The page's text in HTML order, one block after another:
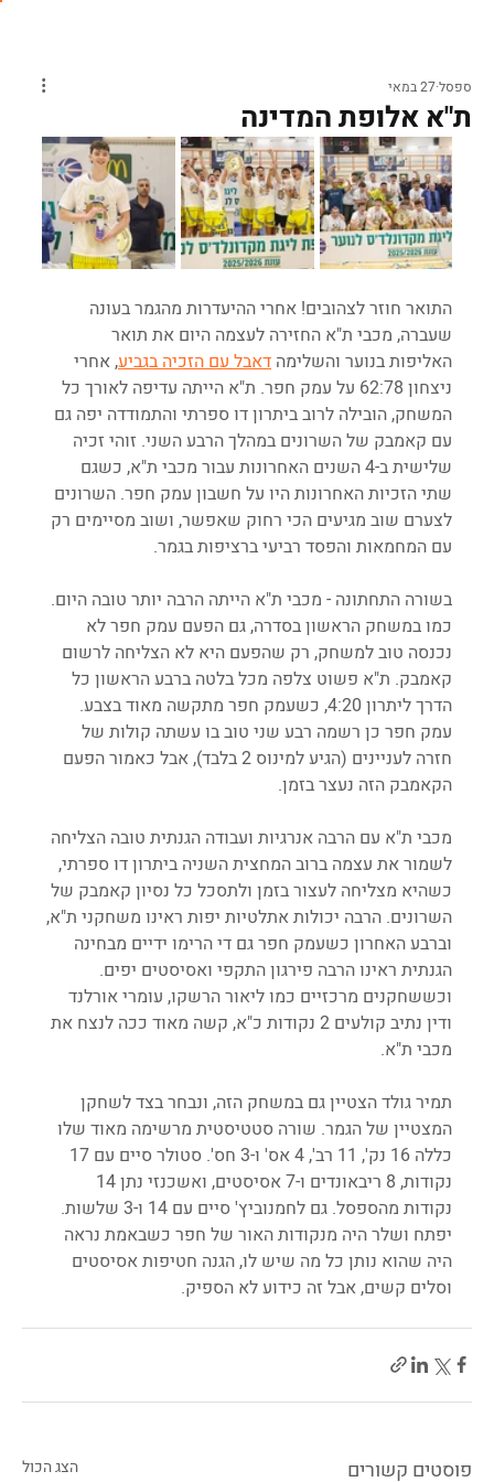
ת"א אלופת המדינה
ספסל27 במאי
התואר חוזר לצהובים! אחרי ההיעדרות מהגמר בעונה
שעברה, מכבי ת"א החזירה לעצמה היום את תואר
האליפות בנוער והשלימה דאבל עם הזכיה בגביע, אחרי
ניצחון 62:78 על עמק חפר. ת"א הייתה עדיפה לאורך כל
המשחק, הובילה לרוב ביתרון דו ספרתי והתמודדה יפה גם
עם קאמבק של השרונים במהלך הרבע השני. זוהי זכיה
שלישית ב-4 השנים האחרונות עבור מכבי ת"א, כשגם
שתי הזכיות האחרונות היו על חשבון עמק חפר. השרונים
לצערם שוב מגיעים הכי רחוק שאפשר, ושוב מסיימים רק
עם המחמאות והפסד רביעי ברציפות בגמר.
בשורה התחתונה - מכבי ת"א הייתה הרבה יותר טובה היום.
כמו במשחק הראשון בסדרה, גם הפעם עמק חפר לא
נכנסה טוב למשחק, רק שהפעם היא לא הצליחה לרשום
קאמבק. ת"א פשוט צלפה מכל בלטה ברבע הראשון כל
הדרך ליתרון 4:20, כשעמק חפר מתקשה מאוד בצבע.
עמק חפר כן רשמה רבע שני טוב בו עשתה קולות של
חזרה לעניינים (הגיע למינוס 2 בלבד), אבל כאמור הפעם
הקאמבק הזה נעצר בזמן.
מכבי ת"א עם הרבה אנרגיות ועבודה הגנתית טובה הצליחה
לשמור את עצמה ברוב המחצית השניה ביתרון דו ספרתי,
כשהיא מצליחה לעצור בזמן ולתסכל כל נסיון קאמבק של
השרונים. הרבה יכולות אתלטיות יפות ראינו משחקני ת"א,
וברבע האחרון כשעמק חפר גם די הרימו ידיים מבחינה
הגנתית ראינו הרבה פירגון התקפי ואסיסטים יפים.
וכששחקנים מרכזיים כמו ליאור הרשקו, עומרי אורלנד
ודין נתיב קולעים 2 נקודות כ"א, קשה מאוד ככה לנצח את
מכבי ת"א.
תמיר גולד הצטיין גם במשחק הזה, ונבחר בצד לשחקן
המצטיין של הגמר. שורה סטטיסטית מרשימה מאוד שלו
נקודות מהספסל. גם לחמנוביץ' סיים עם 14 ו-3 שלשות.
יפתח ושלר היה מנקודות האור של חפר כשבאמת נראה
היה שהוא נותן כל מה שיש לו, הגנה חטיפות אסיסטים
וסלים קשים, אבל זה כידוע לא הספיק.
פוסטים קשורים הצג הכול